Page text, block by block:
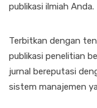
publikasi ilmiah Anda.
Terbitkan dengan
publikasi penelitian
jurnal bereputasi
sistem manajemen